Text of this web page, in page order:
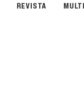
REVISTA